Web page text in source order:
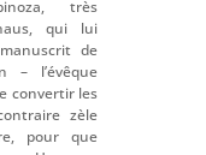
très
qui lui
de
– l’évêque
convertir les
zèle
pour que